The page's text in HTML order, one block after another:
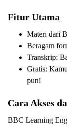
Fitur Utama
Materi dari
Beragam
Transkrip:
Gratis:
pun!
Cara Akses
BBC Learning